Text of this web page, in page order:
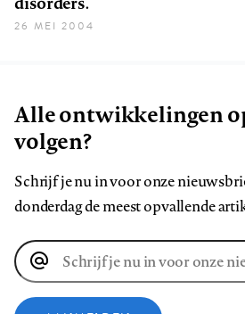
26 MEI 2004
Alle ontwikkelingen
volgen?
Schrijf je nu in voor onze
donderdag de meest opvallende
E-
mailadres